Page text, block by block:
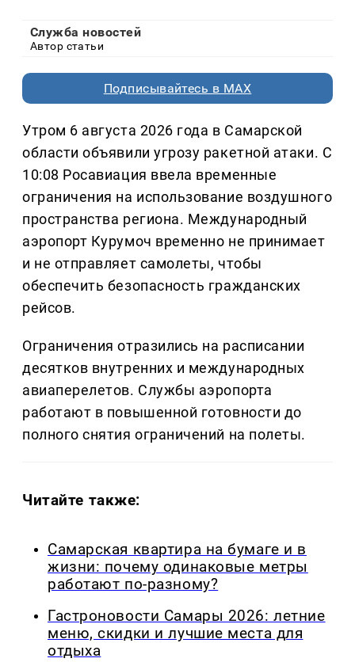
Служба новостей
Автор статьи
Подписывайтесь в MAX
Утром 6 августа 2026 года в Самарской
области объявили угрозу ракетной атаки. С
10:08 Росавиация ввела временные
ограничения на использование воздушного
пространства региона. Международный
аэропорт Курумоч временно не принимает
и не отправляет самолеты, чтобы
обеспечить безопасность гражданских
рейсов.
Ограничения отразились на расписании
десятков внутренних и международных
авиаперелетов. Службы аэропорта
работают в повышенной готовности до
полного снятия ограничений на полеты.
Читайте также:
Самарская квартира на бумаге и в
жизни: почему одинаковые метры
работают по-разному?
Гастроновости Самары 2026: летние
меню, скидки и лучшие места для
отдыха